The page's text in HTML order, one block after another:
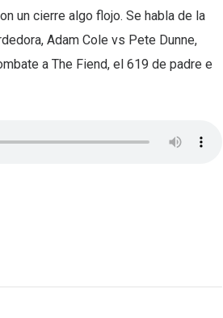
un cierre algo flojo. Se habla de la
Adam Cole vs Pete Dunne,
a The Fiend, el 619 de padre e